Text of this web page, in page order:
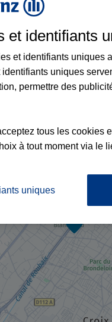
7
et identifiants
et identifiants uniques
uniques
permettre des
tous les cookies
à tout moment via le
uniques